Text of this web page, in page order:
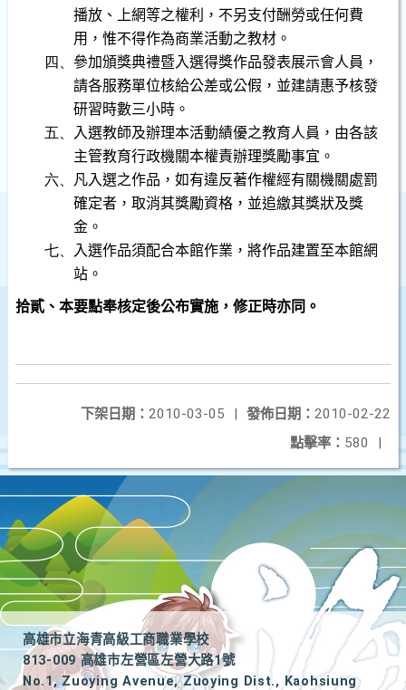
播放、上網等之權利
，不另支付酬勞或任何費
用，惟不得作為商業活動之教材。
四、 參加頒獎典禮暨入選得獎作品發表展示會人員，
請各服務單位核給公差或公假，並建請惠予核發
研習時數三小時。
五、
入選教師及辦理本活動績優之教育人員，由各該
主管教育行政機關本權責辦理獎勵事宜。
六、
凡入選之作品，如有違反著作權經有關機關處罰
確定者，取消其獎勵資格，並追繳其獎狀及獎
金。
七、
入選作品須配合本館作業，將作品建置至本館網
站。
拾貳、本要點奉核定後公布實施，修正時亦同。
發佈日期： 2010-02-22
下架日期： 2010-03-05
|
點擊率： 580 |
高雄市立海青高級工商職業學校
813-009 高雄市左營區左營大路1號
No.1, Zuoying Avenue, Zuoying Dist., Kaohsiung